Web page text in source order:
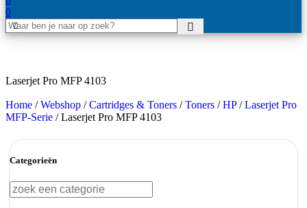
0
Laserjet Pro MFP 4103
Home / Webshop / Cartridges & Toners / Toners / HP/ Laserjet Pro
MFP-Serie / Laserjet Pro MFP 4103
Categorieën